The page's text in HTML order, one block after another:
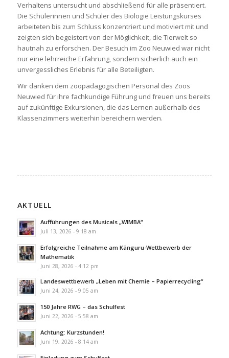
Verhaltens untersucht und abschließend für alle präsentiert.
Die Schülerinnen und Schüler des Biologie Leistungskurses
arbeiteten bis zum Schluss konzentriert und motiviert mit und
zeigten sich begeistert von der Möglichkeit, die Tierwelt so
hautnah zu erforschen. Der Besuch im Zoo Neuwied war nicht
nur eine lehrreiche Erfahrung, sondern sicherlich auch ein
unvergessliches Erlebnis für alle Beteiligten.
Wir danken dem zoopädagogischen Personal des Zoos
Neuwied für ihre fachkundige Führung und freuen uns bereits
auf zukünftige Exkursionen, die das Lernen außerhalb des
Klassenzimmers weiterhin bereichern werden.
AKTUELL
Aufführungen des Musicals „WIMBA“
Juli 13, 2026 - 9:18 am
Erfolgreiche Teilnahme am Känguru-Wettbewerb der
Mathematik
Juni 28, 2026 - 4:12 pm
Landeswettbewerb „Leben mit Chemie – Papierrecycling“
Juni 24, 2026 - 9:05 am
150 Jahre RWG – das Schulfest
Juni 22, 2026 - 5:58 am
Achtung: Kurzstunden!
Juni 19, 2026 - 8:14 am